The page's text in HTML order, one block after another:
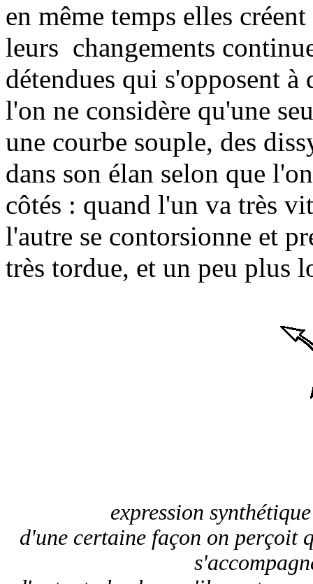
en même temps elles
leurs changements
détendues qui s'opposent
l'on ne considère qu'une
une courbe souple, des
dans son élan selon que
côtés : quand l'un va très
l'autre se contorsionne et
très tordue, et un peu plus
expression
d'une certaine façon on perçoit